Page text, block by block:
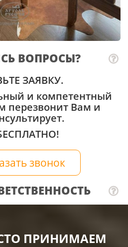
ВОПРОСЫ?
ЗАЯВКУ.
и компетентный
перезвонит Вам и
звонок
ПРИНИМАЕМ